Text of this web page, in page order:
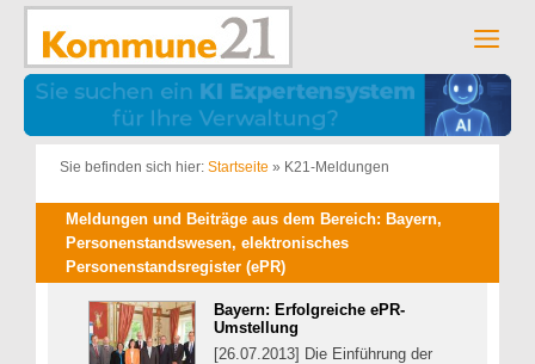
Zum
springen
Sie befinden sich hier: Startseite » K21-Meldungen
Meldungen und Beiträge aus dem Bereich: Bayern,
Personenstandswesen, elektronisches
Personenstandsregister (ePR)
Bayern: Erfolgreiche ePR-
Umstellung
[26.07.2013] Die Einführung der